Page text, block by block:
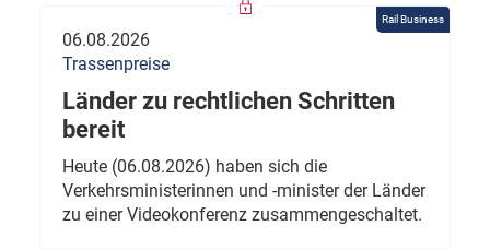
Rail Business
06.08.2026
Trassenpreise
Länder zu rechtlichen Schritten
bereit
Heute (06.08.2026) haben sich die
Verkehrsministerinnen und -minister der Länder
zu einer Videokonferenz zusammengeschaltet.